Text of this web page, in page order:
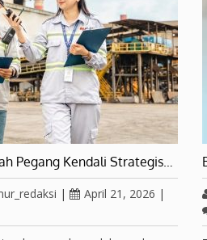
Pegang Kendali Strategis…
| April 21, 2026 |